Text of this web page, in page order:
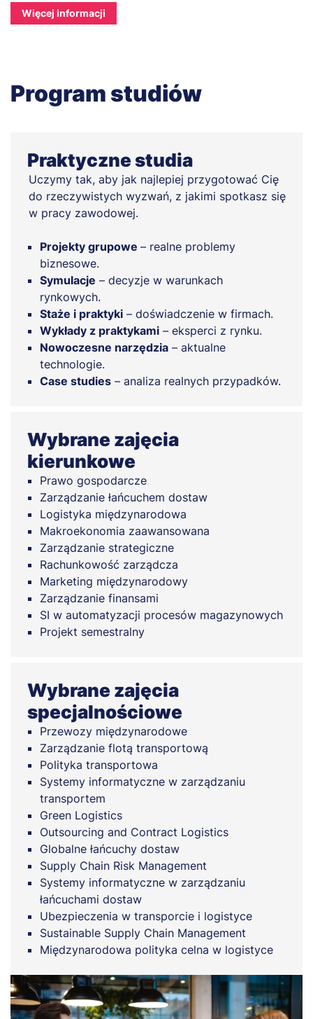
Więcej informacji
Program studiów
Praktyczne studia
Uczymy tak, aby jak najlepiej przygotować Cię
do rzeczywistych wyzwań, z jakimi spotkasz się
w pracy zawodowej.
Projekty grupowe – realne problemy
biznesowe.
Symulacje – decyzje w warunkach
rynkowych.
Staże i praktyki – doświadczenie w firmach.
Wykłady z praktykami – eksperci z rynku.
Nowoczesne narzędzia – aktualne
technologie.
Case studies – analiza realnych przypadków.
Wybrane zajęcia
kierunkowe
Prawo gospodarcze
Zarządzanie łańcuchem dostaw
Logistyka międzynarodowa
Makroekonomia zaawansowana
Zarządzanie strategiczne
Rachunkowość zarządcza
Marketing międzynarodowy
Zarządzanie finansami
SI w automatyzacji procesów magazynowych
Projekt semestralny
Wybrane zajęcia
specjalnościowe
Przewozy międzynarodowe
Zarządzanie flotą transportową
Polityka transportowa
Systemy informatyczne w zarządzaniu
transportem
Green Logistics
Outsourcing and Contract Logistics
Globalne łańcuchy dostaw
Supply Chain Risk Management
Systemy informatyczne w zarządzaniu
łańcuchami dostaw
Ubezpieczenia w transporcie i logistyce
Sustainable Supply Chain Management
Międzynarodowa polityka celna w logistyce